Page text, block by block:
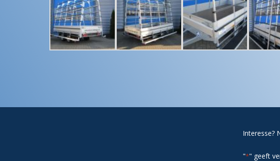
Interesse?
"*" geeft